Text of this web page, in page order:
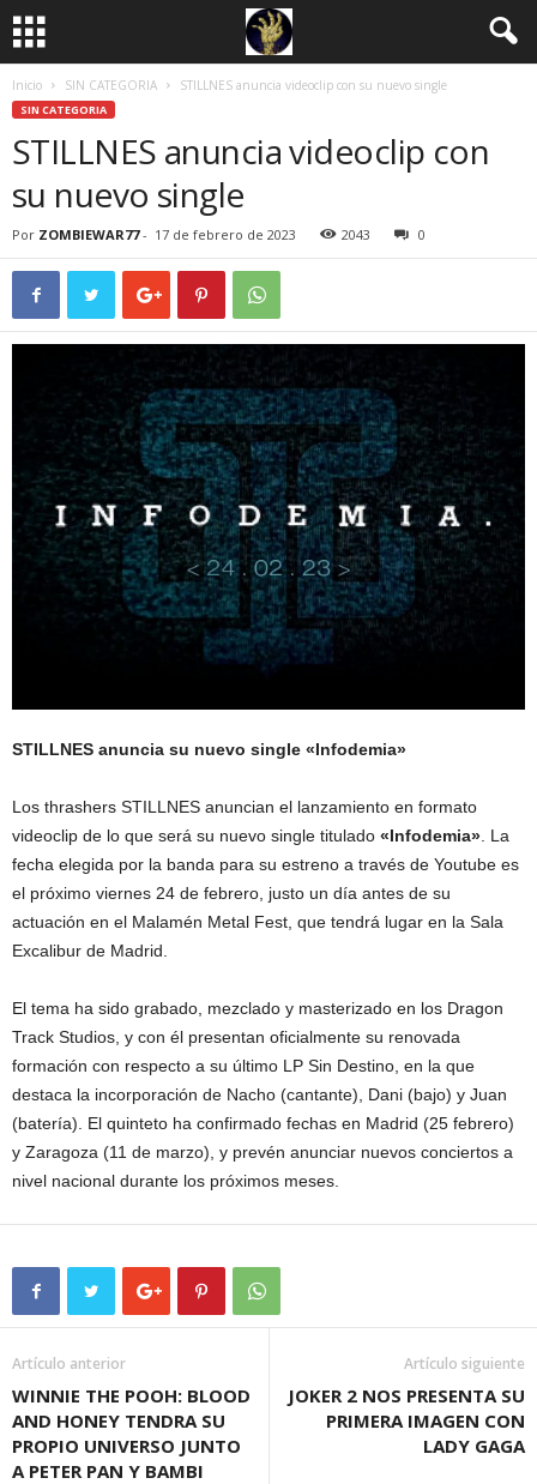
Inicio SIN CATEGORIA STILLNES anuncia videoclip con su nuevo single
SIN CATEGORIA
STILLNES anuncia videoclip con
su nuevo single
Por ZOMBIEWAR77- 17 de febrero de 2023 2043 0
STILLNES anuncia su nuevo single «Infodemia»
Los thrashers STILLNES anuncian el lanzamiento en formato
videoclip de lo que será su nuevo single titulado «Infodemia» . La
fecha elegida por la banda para su estreno a través de Youtube es
el próximo viernes 24 de febrero, justo un día antes de su
actuación en el Malamén Metal Fest, que tendrá lugar en la Sala
Excalibur de Madrid.
El tema ha sido grabado, mezclado y masterizado en los Dragon
Track Studios, y con él presentan oficialmente su renovada
formación con respecto a su último LP Sin Destino, en la que
destaca la incorporación de Nacho (cantante), Dani (bajo) y Juan
(batería). El quinteto ha confirmado fechas en Madrid (25 febrero)
y Zaragoza (11 de marzo), y prevén anunciar nuevos conciertos a
nivel nacional durante los próximos meses.
Artículo anterior
WINNIE THE POOH: BLOOD
AND HONEY TENDRA SU
PROPIO UNIVERSO JUNTO
A PETER PAN Y BAMBI
Artículo siguiente
JOKER 2 NOS PRESENTA SU
PRIMERA IMAGEN CON
LADY GAGA